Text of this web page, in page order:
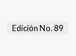
Edición No. 89